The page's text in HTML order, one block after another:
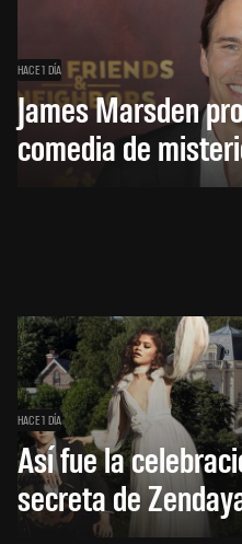
HACE 1 DÍA
James Marsden
comedia de
HACE 1 DÍA
Así fue la
secreta de